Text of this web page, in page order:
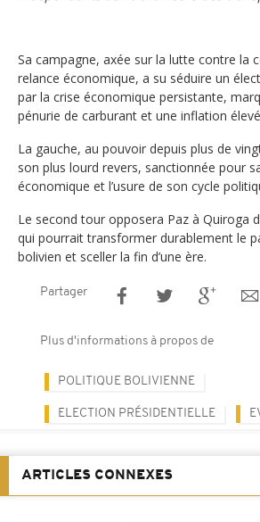
Sa campagne, axée sur la lutte contre la
relance économique, a su séduire un
par la crise économique persistante,
pénurie de carburant et une inflation
La gauche, au pouvoir depuis plus de
son plus lourd revers, sanctionnée pour
économique et l’usure de son cycle
Le second tour opposera Paz à Quiroga
qui pourrait transformer durablement le
bolivien et sceller la fin d’une ère.
Partager
Plus d'informations à propos de
POLITIQUE BOLIVIENNE
ELECTION PRÉSIDENTIELLE
ARTICLES CONNEXES